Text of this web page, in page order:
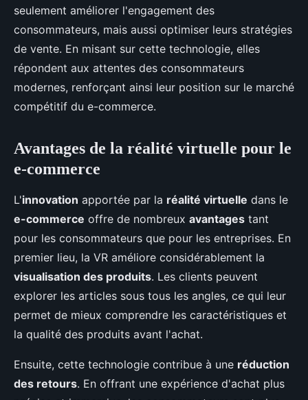
seulement améliorer l'engagement des
consommateurs, mais aussi optimiser leurs stratégies
de vente. En misant sur cette technologie, elles
répondent aux attentes des consommateurs
modernes, renforçant ainsi leur position sur le marché
compétitif du e-commerce.
Avantages de la réalité virtuelle pour le
e-commerce
L'innovation apportée par la réalité virtuelle dans le
e-commerce offre de nombreux avantages tant
pour les consommateurs que pour les entreprises. En
premier lieu, la VR améliore considérablement la
visualisation des produits. Les clients peuvent
explorer les articles sous tous les angles, ce qui leur
permet de mieux comprendre les caractéristiques et
la qualité des produits avant l'achat.
Ensuite, cette technologie contribue à une réduction
des retours. En offrant une expérience d'achat plus